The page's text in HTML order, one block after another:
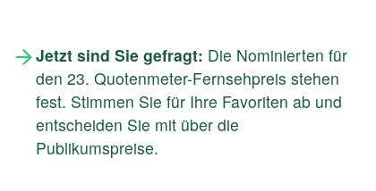
Jetzt sind Sie gefragt: Die Nominierten für
den 23. Quotenmeter-Fernsehpreis stehen
fest. Stimmen Sie für Ihre Favoriten ab und
entscheiden Sie mit über die
Publikumspreise.